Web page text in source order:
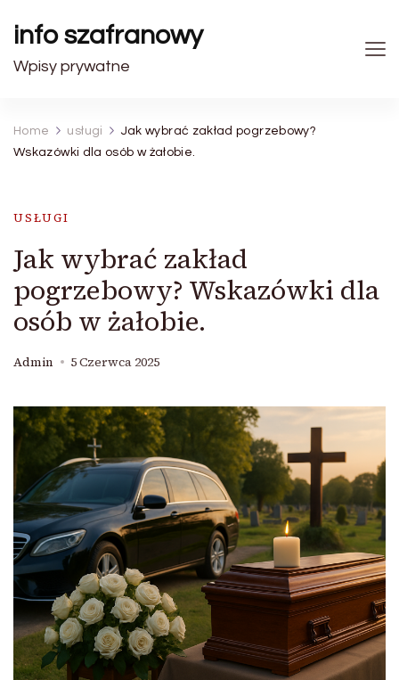
info szafranowy
Wpisy prywatne
Home usługi
Jak wybrać zakład pogrzebowy?
Wskazówki dla osób w żałobie.
USŁUGI
Jak wybrać zakład
pogrzebowy? Wskazówki dla
osób w żałobie.
Admin 5 Czerwca 2025